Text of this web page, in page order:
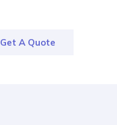
Get A Quote